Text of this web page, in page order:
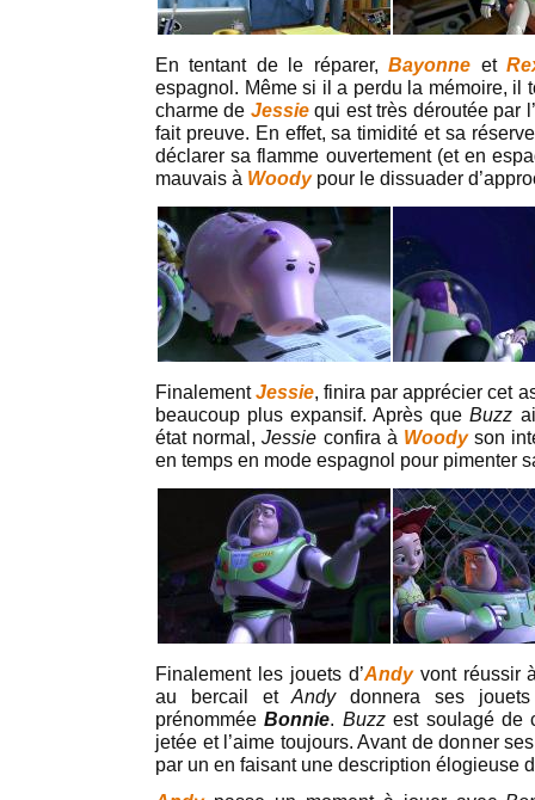
En tentant de le réparer,Bayonne et
espagnol. Même si il a perdu la mémoire, il
charme de Jessiequi est très déroutée par
fait preuve. En effet, sa timidité et sa
déclarer sa flamme ouvertement (et en
mauvais à Woodypour le dissuader
FinalementJessie, finira par apprécier cet
beaucoup plus expansif. Après queBuzz
état normal,Jessie confira à Woodyson
en temps en mode espagnol pour pimenter
Finalement les jouets d’Andyvont réussir
au bercail etAndydonnera ses
prénomméeBonnie. Buzzest soulagé de
jetée et l’aime toujours. Avant de donner
par un en faisant une description élogieuse